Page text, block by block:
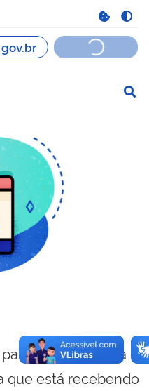
visualizar essa
que está recebendo